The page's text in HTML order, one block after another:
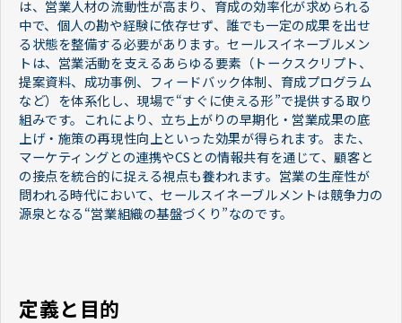
は、営業人材の流動性が高まり、育成の効率化が求められる
中で、個人の勘や経験に依存せず、誰でも一定の成果を出せ
る状態を整備する必要があります。セールスイネーブルメン
トは、営業活動を支えるあらゆる要素（トークスクリプト、
提案資料、成功事例、フィードバック体制、育成プログラム
など）を体系化し、現場で“すぐに使える形”で提供する取り
組みです。これにより、立ち上がりの早期化・営業成果の底
上げ・施策の再現性向上といった効果が得られます。また、
マーケティングとの連携やCSとの情報共有を通じて、顧客と
の接点を統合的に捉える視点も養われます。営業の生産性が
問われる時代において、セールスイネーブルメントは競争力の
源泉となる“営業組織の基盤づくり”なのです。
定義と目的